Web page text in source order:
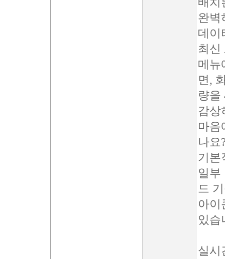
완벽
데이
최신
메뉴
면,
량을
감상
마음
나요
기본
일부
드
아이
있습
실시